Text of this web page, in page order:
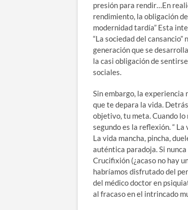
presión para rendir…En
rendimiento, la obligación
modernidad tardía” Esta
“La sociedad del
generación que se
la casi obligación de
sociales.
Sin embargo, la experiencia
que te depara la vida.
objetivo, tu meta. Cuando lo
segundo es la reflexión. “
La vida mancha, pincha,
auténtica paradoja. Si
Crucifixión (¿acaso no hay
habríamos disfrutado del
del médico doctor en
al fracaso en el intrincado